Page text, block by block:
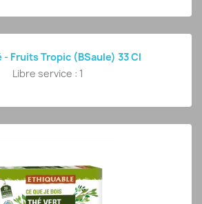
- Fruits Tropic (BSaule) 33 Cl
Libre service : 1